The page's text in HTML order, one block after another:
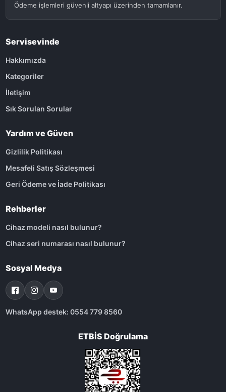
Ödeme işlemleri güvenli altyapı üzerinden tamamlanır.
Servisevinde
Hakkımızda
Kategoriler
İletişim
Sık Sorulan Sorular
Yardım ve Güven
Gizlilik Politikası
Mesafeli Satış Sözleşmesi
Geri Ödeme ve İade Politikası
Rehberler
Cihaz modeli nasıl bulunur?
Cihaz seri numarası nasıl bulunur?
Sosyal Medya
WhatsApp destek: 0554 779 8560
ETBİS Doğrulama